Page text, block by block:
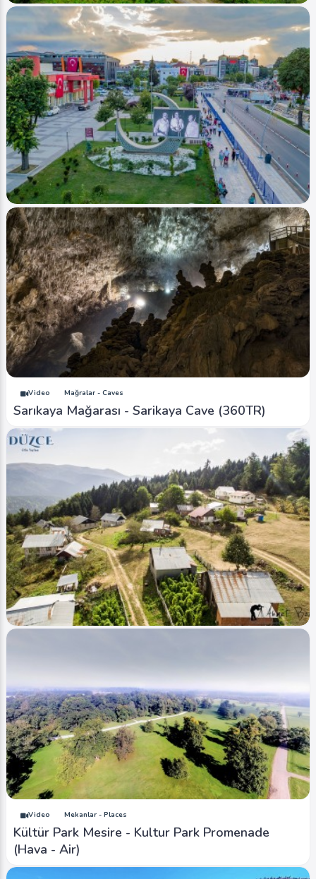
Image Yaylalar - Plateaus
Düzce - Odayeri - Yanık (Hava - Air)
Ahmet Bozdemir 0 5700
Image Şehir Merkezi - City Centrum
Düzce Şehir Merkezi - Duzce City Centrum
Ahmet Bozdemir 0 20566
Video Mağralar - Caves
Sarıkaya Mağarası - Sarikaya Cave (360TR)
Image Yaylalar - Plateaus
Oflu Yaylası - Oflu Plateau (Hava - Air)
Ahmet Bozdemir 0 4058 1
Video Mekanlar - Places
Kültür Park Mesire - Kultur Park Promenade
(Hava - Air)